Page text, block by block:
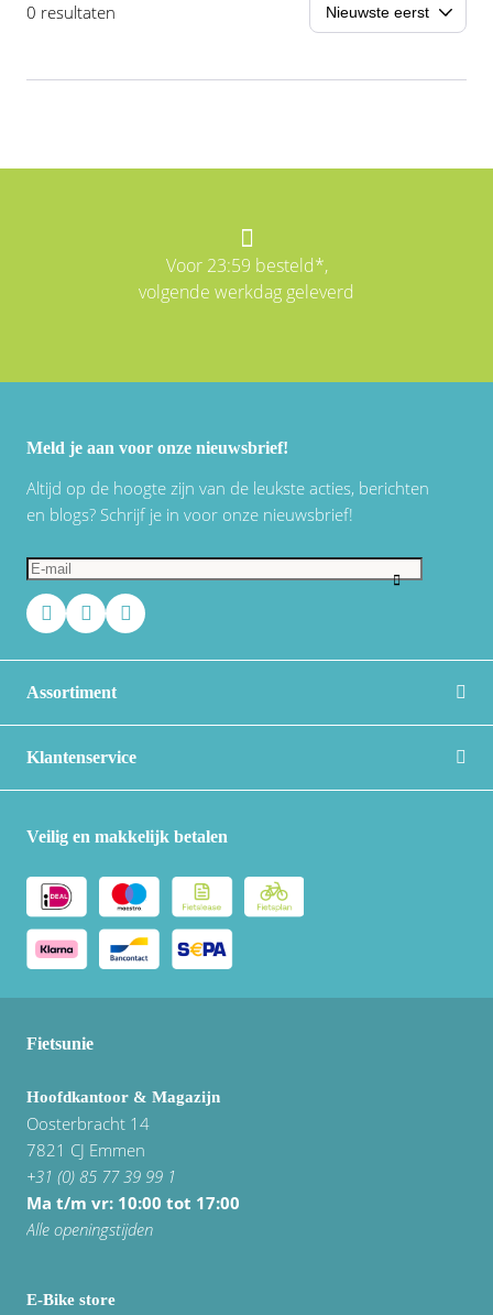
0 resultaten
Voor 23:59 besteld*,
volgende werkdag geleverd
Meld je aan voor onze nieuwsbrief!
Altijd op de hoogte zijn van de leukste acties, berichten
en blogs? Schrijf je in voor onze nieuwsbrief!
Assortiment
Klantenservice
Veilig en makkelijk betalen
Fietsunie
Hoofdkantoor & Magazijn
Oosterbracht 14
7821 CJ Emmen
+31 (0) 85 77 39 99 1
Ma t/m vr: 10:00 tot 17:00
Alle openingstijden
E-Bike store